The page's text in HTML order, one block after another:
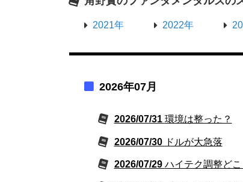
2021年 2022年
2026年07月
2026/07/31 環境は整った？
2026/07/30 ドルが大急落
2026/07/29 ハイテク調整ど